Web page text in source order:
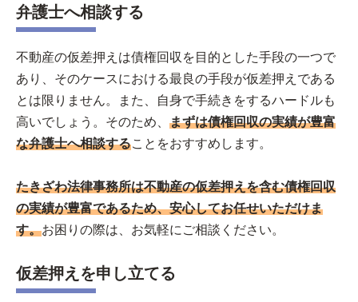
弁護士へ相談する
不動産の仮差押えは債権回収を目的とした手段の一つで
あり、そのケースにおける最良の手段が仮差押えである
とは限りません。また、自身で手続きをするハードルも
高いでしょう。そのため、 まずは債権回収の実績が豊富
な弁護士へ相談することをおすすめします。
たきざわ法律事務所は不動産の仮差押えを含む債権回収
の実績が豊富であるため、安心してお任せいただけま
す。お困りの際は、お気軽にご相談ください。
仮差押えを申し立てる